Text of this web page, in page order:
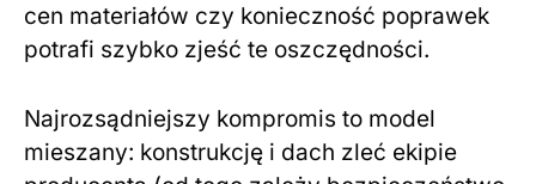
cen materiałów czy konieczność poprawek
potrafi szybko zjeść te oszczędności.
Najrozsądniejszy kompromis to model
mieszany: konstrukcję i dach zleć ekipie